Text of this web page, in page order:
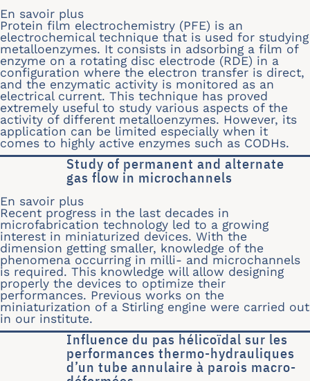
En savoir plus
Protein film electrochemistry (PFE) is an
electrochemical technique that is used for studying
metalloenzymes. It consists in adsorbing a film of
enzyme on a rotating disc electrode (RDE) in a
configuration where the electron transfer is direct,
and the enzymatic activity is monitored as an
electrical current. This technique has proved
extremely useful to study various aspects of the
activity of different metalloenzymes. However, its
application can be limited especially when it
comes to highly active enzymes such as CODHs.
Study of permanent and alternate
gas flow in microchannels
En savoir plus
Recent progress in the last decades in
microfabrication technology led to a growing
interest in miniaturized devices. With the
dimension getting smaller, knowledge of the
phenomena occurring in milli- and microchannels
is required. This knowledge will allow designing
properly the devices to optimize their
performances. Previous works on the
miniaturization of a Stirling engine were carried out
in our institute.
Influence du pas hélicoïdal sur les
performances thermo-hydrauliques
d’un tube annulaire à parois macro-